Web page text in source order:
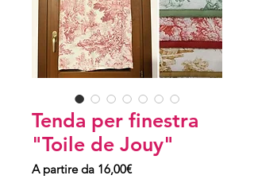
Tenda per finestra
"Toile de Jouy"
A partire da 16,00€Prezzo